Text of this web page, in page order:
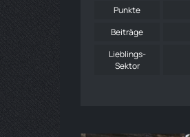
Punkte
Beiträge
Lieblings-
Sektor